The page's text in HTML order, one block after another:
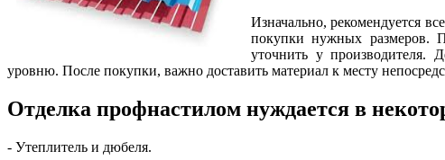
Изначально, рекомендуется
покупки нужных размеров.
уточнить у производителя.
уровню. После покупки, важно доставить материал к месту
Отделка профнастилом нуждается в
- Утеплитель и дюбеля.